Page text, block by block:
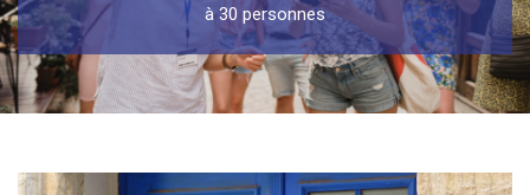
à 30 personnes